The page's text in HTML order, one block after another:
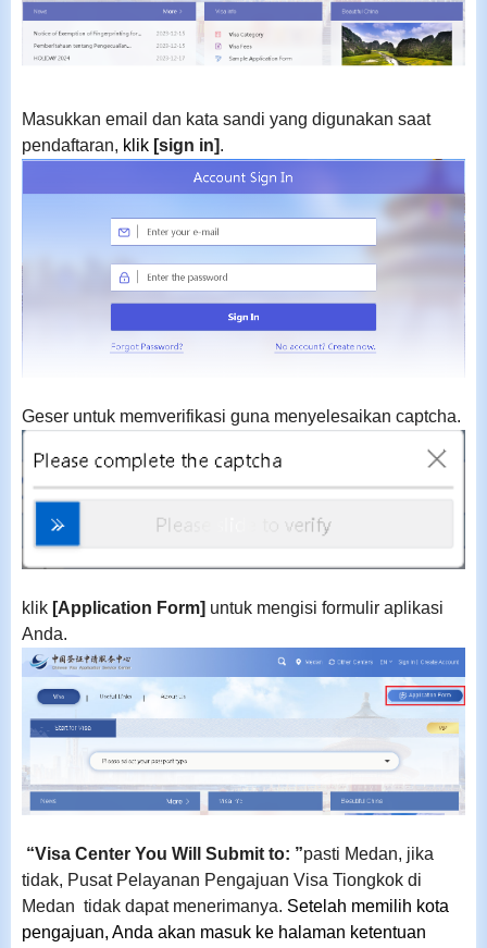
Masukkan email dan kata sandi yang digunakan saat
pendaftaran, klik [sign in].
Geser untuk memverifikasi guna menyelesaikan captcha.
klik [Application Form] untuk mengisi formulir aplikasi
Anda.
“Visa Center You Will Submit to: ”pasti Medan, jika
tidak, Pusat Pelayanan Pengajuan Visa Tiongkok di
Medan tidak dapat menerimanya. Setelah memilih kota
pengajuan, Anda akan masuk ke halaman ketentuan